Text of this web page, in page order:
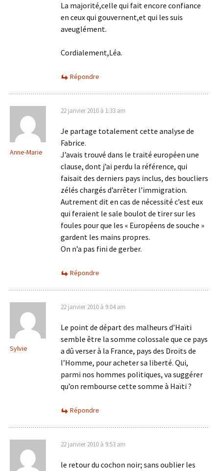
La majorité,celle qui fait encore confiance
en ceux qui gouvernent,et qui les suis
aveuglément.
Cordialement,Léa.
Répondre
Anne-Marie
22 janvier 2010 à 1:33 am
Je partage totalement cette analyse de
Fabrice.
J’avais trouvé dans le traité européen une
clause, dont j’ai perdu la référence, qui
faisait des derniers pays inclus, des boucliers
zélés chargés d’arrêter l’immigration.
Autrement dit en cas de nécessité c’est eux
qui feraient le sale boulot de tirer sur les
foules pour que les « Européens de souche »
gardent les mains propres.
On n’a pas fini de gerber.
Répondre
Sylvie
22 janvier 2010 à 9:04 am
Le point de départ des malheurs d’Haïti
semble être la somme colossale que ce pays
a dû verser à la France, pays des Droits de
l’Homme, pour acheter sa liberté. Qui,
parmi nos hommes politiques, va suggérer
qu’on rembourse cette somme à Haïti ?
Répondre
22 janvier 2010 à 9:53 am
le retour du cochon noir; sans oublier les